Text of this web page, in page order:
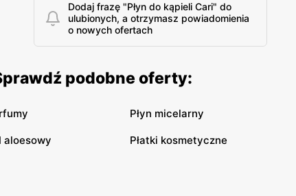
Dodaj frazę "Płyn do kąpieli Cari" do
ulubionych, a otrzymasz powiadomienia
o nowych ofertach
podobne oferty:
Płyn micelarny
aloesowy Płatki kosmetyczne